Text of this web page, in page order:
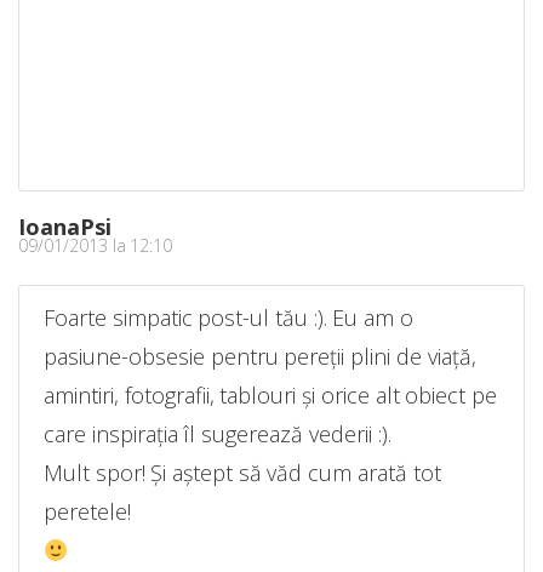
IoanaPsi
09/01/2013 la 12:10
Foarte simpatic post-ul tău :). Eu am o
pasiune-obsesie pentru pereții plini de viață,
amintiri, fotografii, tablouri și orice alt obiect pe
care inspirația îl sugerează vederii :).
Mult spor! Și aștept să văd cum arată tot
peretele!